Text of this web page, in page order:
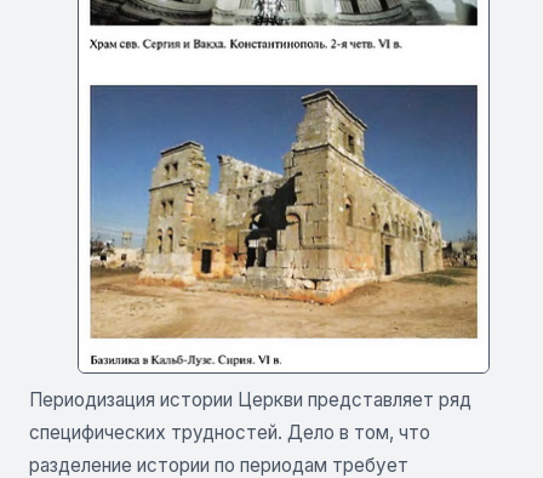
Периодизация истории Церкви представляет ряд
специфических трудностей. Дело в том, что
разделение истории по периодам требует